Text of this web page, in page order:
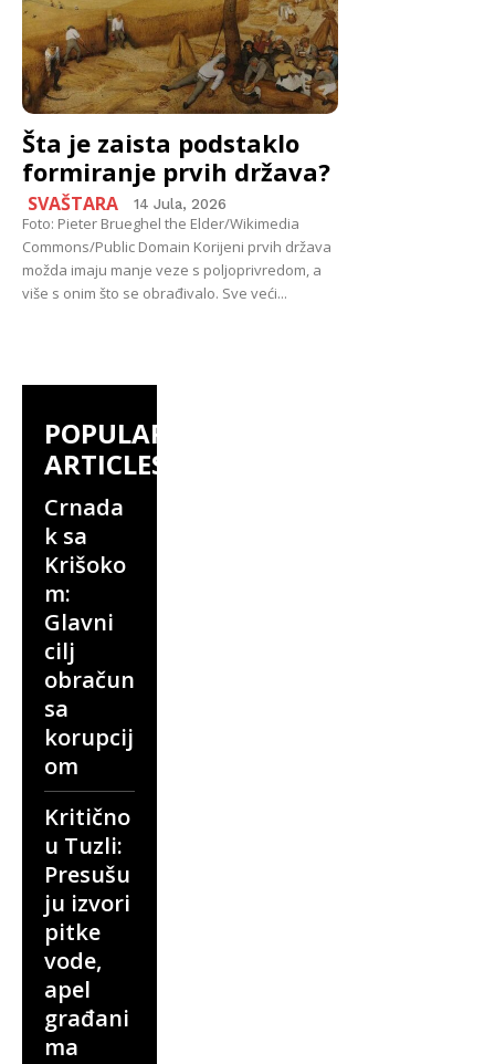
Šta je zaista podstaklo
formiranje prvih država?
SVAŠTARA 14 Jula, 2026
Foto: Pieter Brueghel the Elder/Wikimedia
Commons/Public Domain Korijeni prvih država
možda imaju manje veze s poljoprivredom, a
više s onim što se obrađivalo. Sve veći...
POPULAR
ARTICLES
Crnada
k sa
Krišoko
m:
Glavni
cilj
obračun
sa
korupcij
om
Kritično
u Tuzli:
Presušu
ju izvori
pitke
vode,
apel
građani
ma